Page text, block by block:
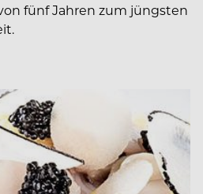
fünf Jahren zum jüngsten